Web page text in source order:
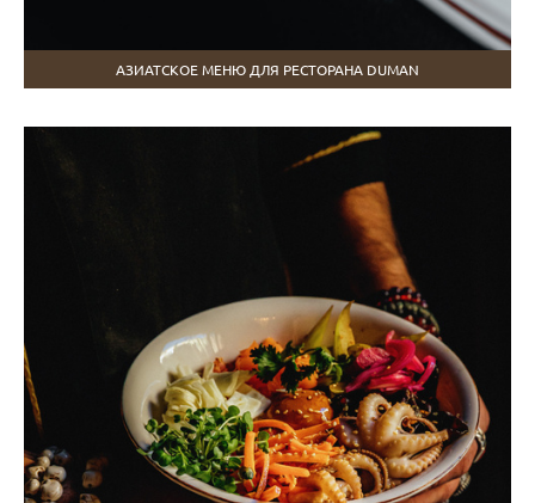
АЗИАТСКОЕ МЕНЮ ДЛЯ РЕСТОРАНА DUMAN